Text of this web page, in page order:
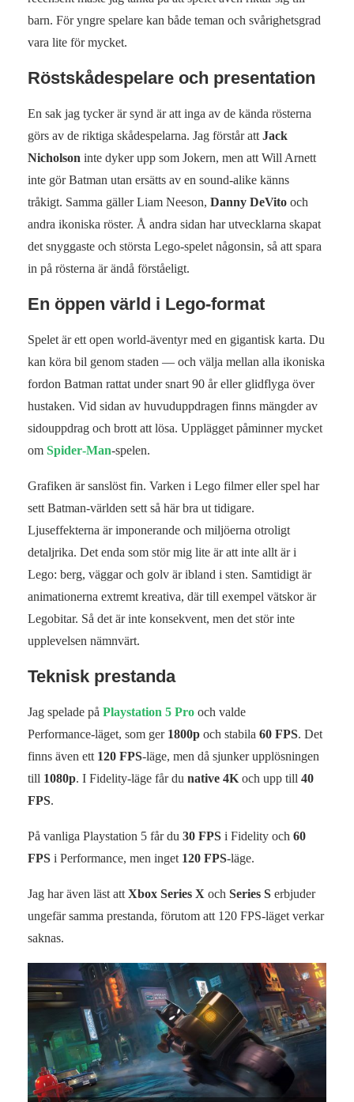
barn. För yngre spelare kan både teman och svårighetsgrad
vara lite för mycket.
Röstskådespelare och presentation
En sak jag tycker är synd är att inga av de kända rösterna
görs av de riktiga skådespelarna. Jag förstår att Jack
Nicholson inte dyker upp som Jokern, men att Will Arnett
inte gör Batman utan ersätts av en sound‑alike känns
tråkigt. Samma gäller Liam Neeson, Danny DeVito och
andra ikoniska röster. Å andra sidan har utvecklarna skapat
det snyggaste och största Lego‑spelet någonsin, så att spara
in på rösterna är ändå förståeligt.
En öppen värld i Lego‑format
Spelet är ett open world‑äventyr med en gigantisk karta. Du
kan köra bil genom staden — och välja mellan alla ikoniska
fordon Batman rattat under snart 90 år eller glidflyga över
hustaken. Vid sidan av huvuduppdragen finns mängder av
sidouppdrag och brott att lösa. Upplägget påminner mycket
om Spider‑Man-spelen.
Grafiken är sanslöst fin. Varken i Lego filmer eller spel har
sett Batman‑världen sett så här bra ut tidigare.
Ljuseffekterna är imponerande och miljöerna otroligt
detaljrika. Det enda som stör mig lite är att inte allt är i
Lego: berg, väggar och golv är ibland i sten. Samtidigt är
animationerna extremt kreativa, där till exempel vätskor är
Legobitar. Så det är inte konsekvent, men det stör inte
upplevelsen nämnvärt.
Teknisk prestanda
Jag spelade på Playstation 5 Pro och valde
Performance‑läget, som ger 1800p och stabila 60 FPS. Det
finns även ett 120 FPS‑läge, men då sjunker upplösningen
till 1080p. I Fidelity‑läge får du native 4K och upp till 40
FPS.
På vanliga Playstation 5 får du 30 FPS i Fidelity och 60
FPS i Performance, men inget 120 FPS‑läge.
Jag har även läst att Xbox Series X och Series S erbjuder
ungefär samma prestanda, förutom att 120 FPS‑läget verkar
saknas.